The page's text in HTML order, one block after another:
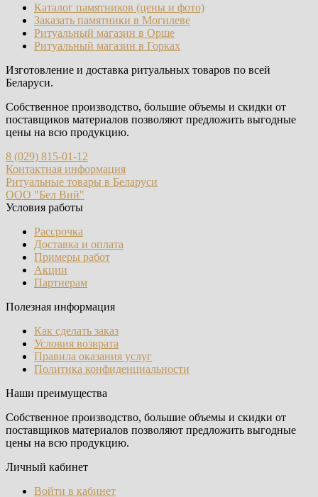
Каталог памятников (цены и фото)
Заказать памятники в Могилеве
Ритуальный магазин в Орше
Ритуальный магазин в Горках
Изготовление и доставка ритуальных товаров по всей
Беларуси.
Собственное производство, большие объемы и скидки от
поставщиков материалов позволяют предложить выгодные
цены на всю продукцию.
8 (029) 815-01-12
Контактная информация
Ритуальные товары в Беларуси
ООО "Бел Вий"
Условия работы
Рассрочка
Доставка и оплата
Примеры работ
Акции
Партнерам
Полезная информация
Как сделать заказ
Условия возврата
Правила оказания услуг
Политика конфиденциальности
Наши преимущества
Собственное производство, большие объемы и скидки от
поставщиков материалов позволяют предложить выгодные
цены на всю продукцию.
Личный кабинет
Войти в кабинет